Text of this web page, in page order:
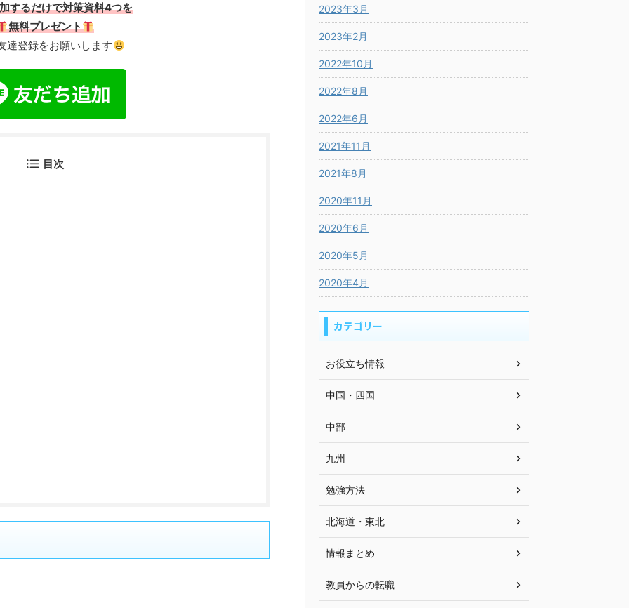
するだけで対策資料4つを
無料プレゼント
達登録をお願いします
目次
2023年3月
2023年2月
2022年10月
2022年8月
2022年6月
2021年11月
2021年8月
2020年11月
2020年6月
2020年5月
2020年4月
カテゴリー
お役立ち情報
中国・四国
中部
九州
勉強方法
北海道・東北
情報まとめ
教員からの転職